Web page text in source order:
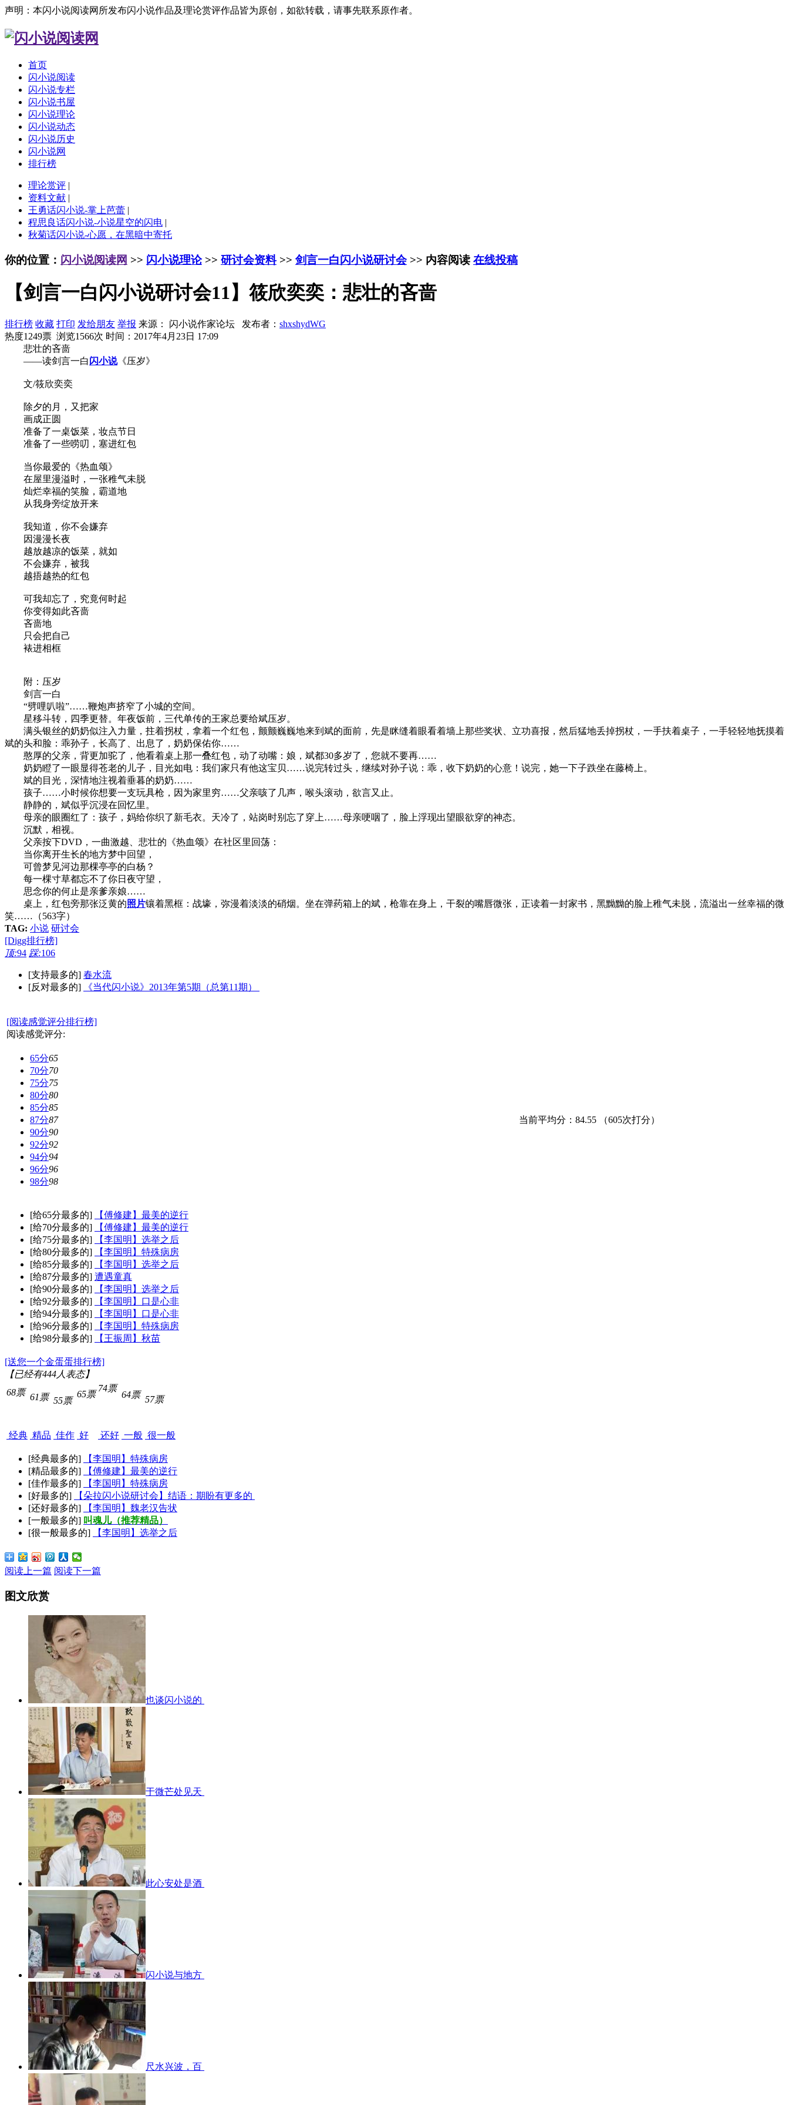
声明：本闪小说阅读网所发布闪小说作品及理论赏评作品皆为原创，如欲转载，请事先联系原作者。
首页
闪小说阅读
闪小说专栏
闪小说书屋
闪小说理论
闪小说动态
闪小说历史
闪小说网
排行榜
理论赏评 |
资料文献 |
王勇话闪小说-掌上芭蕾 |
程思良话闪小说-小说星空的闪电 |
秋菊话闪小说-心愿，在黑暗中寄托
你的位置： 闪小说阅读网 >> 闪小说理论>> 研讨会资料>> 剑言一白闪小说研讨会>> 内容阅读 在线投稿
【剑言一白闪小说研讨会11】筱欣奕奕：悲壮的吝啬
排行榜 收藏 打印 发给朋友 举报 来源： 闪小说作家论坛 发布者： shxshydWG
热度1249票 浏览1566次 时间：2017年4月23日 17:09
悲壮的吝啬
——读剑言一白闪小说《压岁》
文/筱欣奕奕
除夕的月，又把家
画成正圆
准备了一桌饭菜，妆点节日
准备了一些唠叨，塞进红包
当你最爱的《热血颂》
在屋里漫溢时，一张稚气未脱
灿烂幸福的笑脸，霸道地
从我身旁绽放开来
我知道，你不会嫌弃
因漫漫长夜
越放越凉的饭菜，就如
不会嫌弃，被我
越捂越热的红包
可我却忘了，究竟何时起
你变得如此吝啬
吝啬地
只会把自己
裱进相框
附：压岁
剑言一白
“劈哩叭啦”……鞭炮声挤窄了小城的空间。
星移斗转，四季更替。年夜饭前，三代单传的王家总要给斌压岁。
满头银丝的奶奶似注入力量，拄着拐杖，拿着一个红包，颤颤巍巍地来到斌的面前，先是眯缝着眼看着墙上那些奖状、立功喜报，然后猛地丢掉拐杖，一手扶着桌子，一手轻轻地抚摸着
斌的头和脸：乖孙子，长高了、出息了，奶奶保佑你……
憨厚的父亲，背更加驼了，他看着桌上那一叠红包，动了动嘴：娘，斌都30多岁了，您就不要再……
奶奶瞪了一眼显得苍老的儿子，目光如电：我们家只有他这宝贝……说完转过头，继续对孙子说：乖，收下奶奶的心意！说完，她一下子跌坐在藤椅上。
斌的目光，深情地注视着垂暮的奶奶……
孩子……小时候你想要一支玩具枪，因为家里穷……父亲咳了几声，喉头滚动，欲言又止。
静静的，斌似乎沉浸在回忆里。
母亲的眼圈红了：孩子，妈给你织了新毛衣。天冷了，站岗时别忘了穿上……母亲哽咽了，脸上浮现出望眼欲穿的神态。
沉默，相视。
父亲按下DVD，一曲激越、悲壮的《热血颂》在社区里回荡：
当你离开生长的地方梦中回望，
可曾梦见河边那棵亭亭的白杨？
每一棵寸草都忘不了你日夜守望，
思念你的何止是亲爹亲娘……
桌上，红包旁那张泛黄的照片镶着黑框：战壕，弥漫着淡淡的硝烟。坐在弹药箱上的斌，枪靠在身上，干裂的嘴唇微张，正读着一封家书，黑黝黝的脸上稚气未脱，流溢出一丝幸福的微
笑……（563字）
TAG: 小说 研讨会
[Digg排行榜]
顶:94 踩:106
[支持最多的] 春水流
[反对最多的]
《当代闪小说》2013年第5期（总第11期）
[阅读感觉评分排行榜]
阅读感觉评分:
65分65
70分70
75分75
80分80
85分85
87分87
90分90
92分92
94分94
96分96
98分98
当前平均分： 84.55 （605次打分）
[给65分最多的]
【傅修建】最美的逆行
[给70分最多的]
【傅修建】最美的逆行
[给75分最多的]
【李国明】选举之后
[给80分最多的]
【李国明】特殊病房
[给85分最多的]
【李国明】选举之后
[给87分最多的] 遭遇童真
[给90分最多的]
【李国明】选举之后
[给92分最多的]
【李国明】口是心非
[给94分最多的]
【李国明】口是心非
[给96分最多的]
【李国明】特殊病房
[给98分最多的]
【王振周】秋苗
[送您一个金蛋蛋排行榜]
【已经有444人表态】
68票
经典
61票
精品
55票
佳作
65票
好
74票
还好
64票
一般
57票
很一般
[经典最多的]
【李国明】特殊病房
[精品最多的]
【傅修建】最美的逆行
[佳作最多的]
【李国明】特殊病房
[好最多的]
【朵拉闪小说研讨会】结语：期盼有更多的
[还好最多的]
【李国明】魏老汉告状
[一般最多的] 叫魂儿（推荐精品）
[很一般最多的]
【李国明】选举之后
阅读上一篇 阅读下一篇
图文欣赏
也谈闪小说的
于微芒处见天
此心安处是酒
闪小说与地方
尺水兴波，百